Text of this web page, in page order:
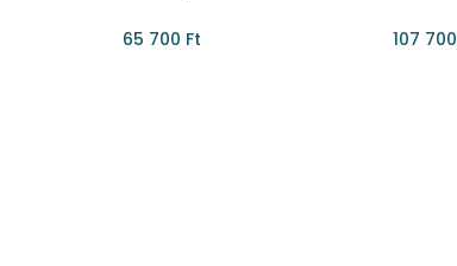
65 700 Ft 107 700